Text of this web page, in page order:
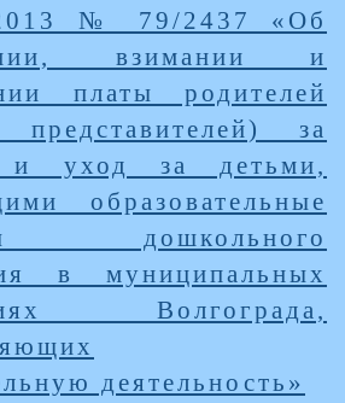
№ 79/2437 «Об
взимании и
платы родителей
представителей) за
и уход за детьми,
образовательные
дошкольного
в муниципальных
Волгограда,
деятельность»